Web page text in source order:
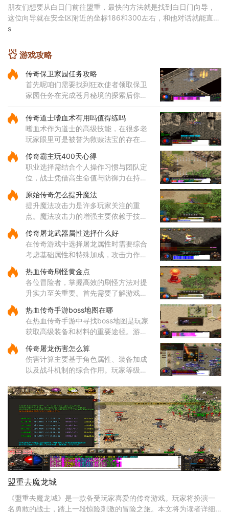
朋友们想要从白日门前往盟重，最快的方法就是找到白日门向导，
这位向导就在安全区附近的坐标186和300左右，和他对话就能直接
传送到比奇城的主城区。从比奇城前往盟重的方法就比
s
游戏攻略
传奇保卫家园任务攻略
首先呢咱们需要找到狂欢使者领取保卫
家园任务在完成苍月秘境的探索后你会
再次见到这位使者然后就能进入封魔谷
了在霸者大厅里要清理掉指定数量的怪
物才能继续前进哦这个过程看
传奇道士嗜血术有用吗值得练吗
嗜血术作为道士的高级技能，在很多老
玩家眼里可是被誉为救赎法宝的存在。
吸血效果，能够在攻击敌人的同时为自
身恢复体力，大大提升了道士
传奇霸主玩400天心得
职业选择需结合个人操作习惯与团队定
位，战士凭借高生命值与防御力在持久
备高爆发特性，道士的召唤兽在继承元
婴属性后能显著提升战斗效率
原始传奇怎么提升魔法
提升魔法攻击力是许多玩家关注的重
点。魔法攻击力的增强主要依赖于技能
电术是一个核心输出技能，能够对远距
离目标造成高额伤害，因此在技
传奇屠龙武器属性选择什么好
在传奇游戏中选择屠龙属性时需要综合
考虑基础属性和特殊加成，攻击力作为
关注，它能有效提升玩家对战各类敌人
的效率。屠龙武器普遍具备较
热血传奇刷怪黄金点
各位冒险者，掌握高效的刷怪方法对提
升实力至关重要。首先需要了解游戏中
地是经验丰富的玩家经常光顾的场所，
这些地方的怪物刷新频率较高
热血传奇手游boss地图在哪
在热血传奇手游中寻找boss地图是玩家
获取高级装备和材料的重要途径。游戏
要包括矿洞、沃玛寺庙、祖玛寺庙、石
墓等地。矿洞分为不同层次，每层
传奇屠龙伤害怎么算
伤害计算主要基于角色属性、装备加成
以及战斗机制的综合作用。玩家等级和
础攻击力和技能伤害，提升等级和增加
主属性点是提高伤害的基础途
盟重去魔龙城
《盟重去魔龙城》是一款备受玩家喜爱的传奇游戏。玩家将扮演一
名勇敢的战士，踏上一段惊险刺激的冒险之旅。本文将为读者详细